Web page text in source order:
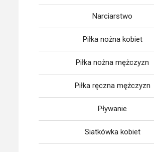
Narciarstwo
Piłka nożna kobiet
Piłka nożna mężczyzn
Piłka ręczna mężczyzn
Pływanie
Siatkówka kobiet